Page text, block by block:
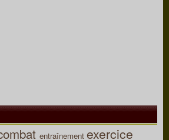
entraînement exercice